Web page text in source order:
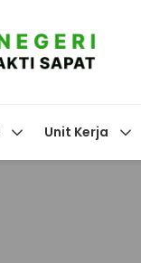
Unit Kerja